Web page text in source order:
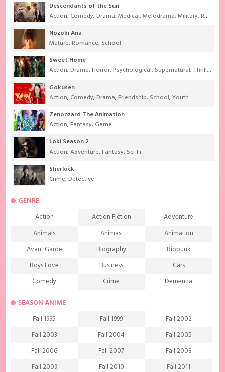
Descendants of the Sun
Action, Comedy,Drama,Medical,Melodrama,Military,Romance
Nozoki Ana
Mature,Romance, School
Sweet Home
Action,Drama,Horror,Psychological, Supernatural, Thriller
Gokusen
Action, Comedy,Drama,Friendship, School,Youth
Zenonzard The Animation
Action,Fantasy, Game
Loki Season 2
Action,Adventure,Fantasy, Sci-Fi
Sherlock
Crime,Detective
GENRE
Action Action Fiction
Adventure
Animals
Animasi
Animation
Avant Garde
Biography
Biopunk
Boys Love
Business
Cars
Comedy
Crime
Dementia
Demons
Drama
Ecchi
Extreme sports
Family
Fantasy
Food
Friendship
Game
Gourmet
Harem
Historical History
SEASON ANIME
Fall 1995 Fall 1999
Fall 2002
Fall 2003
Fall 2004
Fall 2005
Fall 2006
Fall 2007
Fall 2008
Fall 2009
Fall 2010 Fall 2011